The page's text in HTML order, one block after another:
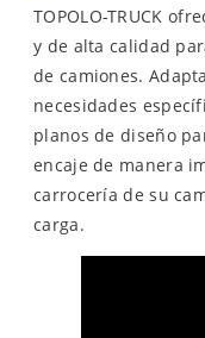
TOPOLO-TRUCK
y de alta calidad
de camiones.
necesidades
planos de diseño
encaje de manera
carrocería de su
carga.